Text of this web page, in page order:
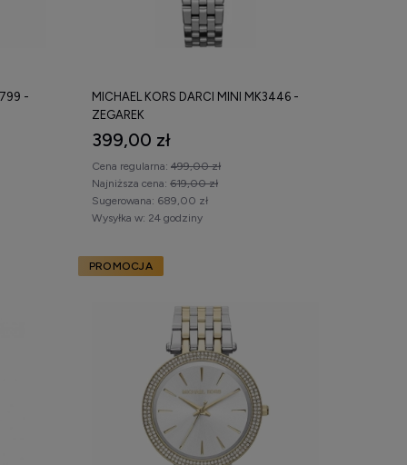
-
MICHAEL KORS DARCI MINI MK3446 -
ZEGAREK
399,00 zł
Cena regularna: 499,00 zł
Najniższa cena: 619,00 zł
Wysyłka w: 24 godziny
Sugerowana: 689,00 zł
PROMOCJA